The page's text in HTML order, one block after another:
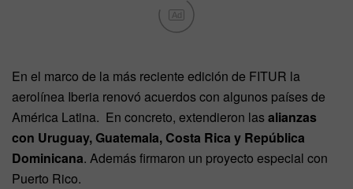
Ad
En el marco de la más reciente edición de FITUR la
aerolínea Iberia renovó acuerdos con algunos países de
América Latina. En concreto, extendieron lasalianzas
con Uruguay, Guatemala, Costa Rica y República
Dominicana. Además firmaron un proyecto especial con
Puerto Rico.